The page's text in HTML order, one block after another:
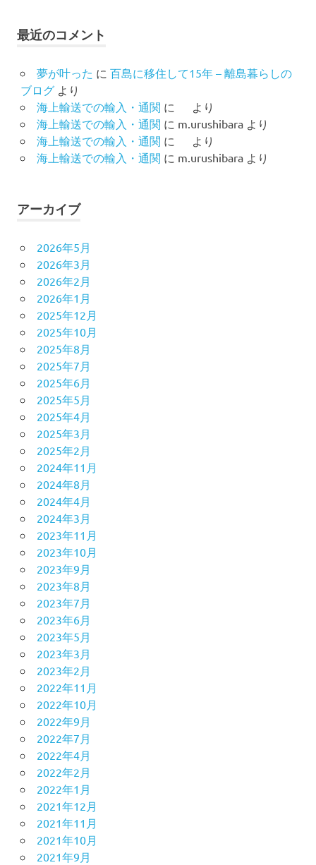
最近のコメント
夢が叶った に 百島に移住して15年 – 離島暮らしの
ブログより
海上輸送での輸入・通関 に
より
海上輸送での輸入・通関 に m.urushibaraより
海上輸送での輸入・通関 に
より
海上輸送での輸入・通関 に m.urushibaraより
アーカイブ
2026年5月
2026年3月
2026年2月
2026年1月
2025年12月
2025年10月
2025年8月
2025年7月
2025年6月
2025年5月
2025年4月
2025年3月
2025年2月
2024年11月
2024年8月
2024年4月
2024年3月
2023年11月
2023年10月
2023年9月
2023年8月
2023年7月
2023年6月
2023年5月
2023年3月
2023年2月
2022年11月
2022年10月
2022年9月
2022年7月
2022年4月
2022年2月
2022年1月
2021年12月
2021年11月
2021年10月
2021年9月